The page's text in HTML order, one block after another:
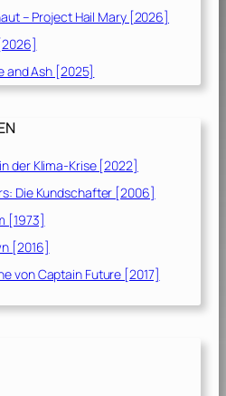
– Project Hail Mary [2026]
and Ash [2025]
der Klima-Krise [2022]
Die Kundschafter [2006]
[1973]
[2016]
von Captain Future [2017]